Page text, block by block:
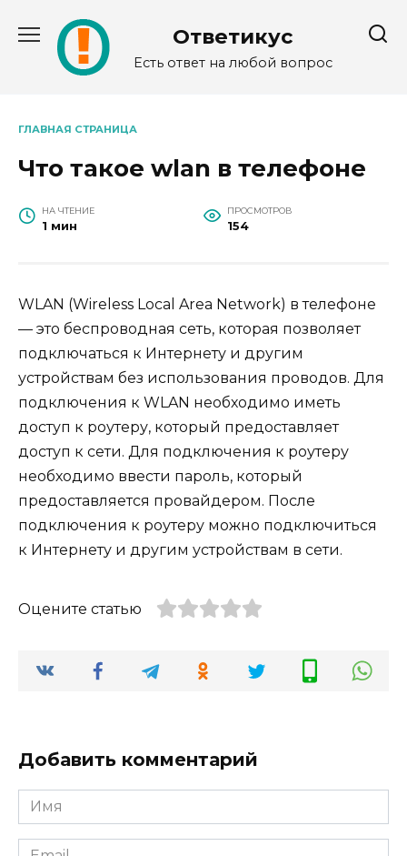
содержанию
Ответикус
Есть ответ на любой вопрос
ГЛАВНАЯ СТРАНИЦА
Что такое wlan в телефоне
НА ЧТЕНИЕ
1 мин
ПРОСМОТРОВ
154
WLAN (Wireless Local Area Network) в телефоне
— это беспроводная сеть, которая позволяет
подключаться к Интернету и другим
устройствам без использования проводов. Для
подключения к WLAN необходимо иметь
доступ к роутеру, который предоставляет
доступ к сети. Для подключения к роутеру
необходимо ввести пароль, который
предоставляется провайдером. После
подключения к роутеру можно подключиться
к Интернету и другим устройствам в сети.
Оцените статью
Добавить комментарий
Имя
*
Email